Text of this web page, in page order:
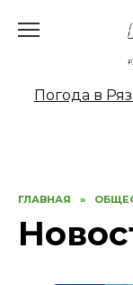
Погода в
ГЛАВНАЯ »